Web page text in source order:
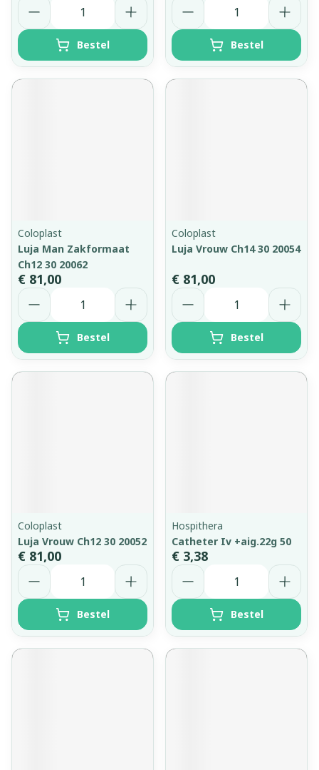
Bestel Bestel
Coloplast
Luja Man Zakformaat
Ch12 30 20062
€ 81,00
Aantal
Bestel
Coloplast
Luja Vrouw Ch14 30 20054
€ 81,00
Aantal
Bestel
Coloplast
Luja Vrouw Ch12 30 20052
€ 81,00
Aantal
Bestel
Hospithera
Catheter Iv +aig.22g 50
€ 3,38
Aantal
Bestel